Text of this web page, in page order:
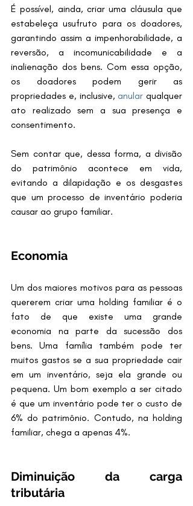
É possível, ainda, criar uma cláusula que
estabeleça usufruto para os doadores,
garantindo assim a impenhorabilidade, a
reversão, a incomunicabilidade e a
inalienação dos bens. Com essa opção,
os doadores podem gerir as
propriedades e, inclusive, anular qualquer
ato realizado sem a sua presença e
consentimento.
Sem contar que, dessa forma, a divisão
do patrimônio acontece em vida,
evitando a dilapidação e os desgastes
que um processo de inventário poderia
causar ao grupo familiar.
Economia
Um dos maiores motivos para as pessoas
quererem criar uma holding familiar é o
fato de que existe uma grande
economia na parte da sucessão dos
bens. Uma família também pode ter
muitos gastos se a sua propriedade cair
em um inventário, seja ela grande ou
pequena. Um bom exemplo a ser citado
é que um inventário pode ter o custo de
6% do patrimônio. Contudo, na holding
familiar, chega a apenas 4%.
Diminuição da carga
tributária